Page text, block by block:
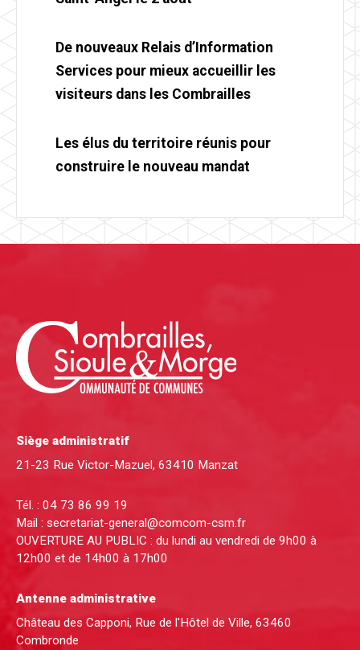
De nouveaux Relais d’Information
Services pour mieux accueillir les
visiteurs dans les Combrailles
Les élus du territoire réunis pour
construire le nouveau mandat
Siège administratif
21-23 Rue Victor-Mazuel, 63410 Manzat
Tél. : 04 73 86 99 19
Mail : secretariat-general@comcom-csm.fr
OUVERTURE AU PUBLIC : du lundi au vendredi de 9h00 à
12h00 et de 14h00 à 17h00
Antenne administrative
Château des Capponi, Rue de l'Hôtel de Ville, 63460
Combronde